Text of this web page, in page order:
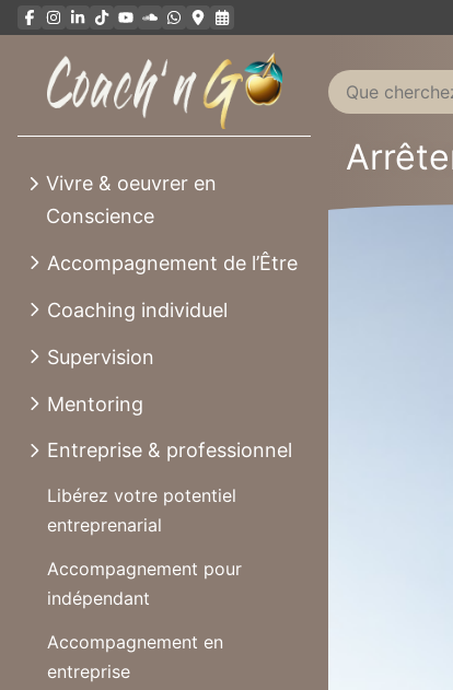
contenu
Vivre & oeuvrer en
Conscience
Accompagnement de l’Être
Coaching individuel
Supervision
Mentoring
Entreprise & professionnel
Libérez votre potentiel
entreprenarial
Accompagnement pour
indépendant
Accompagnement en
entreprise